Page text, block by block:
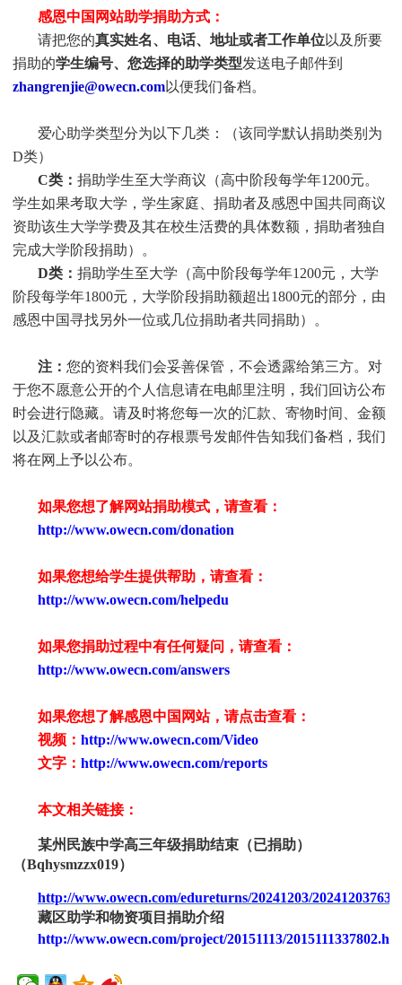
感恩中国网站助学捐助方式：
请把您的真实姓名、电话、地址或者工作单位以及所要
捐助的学生编号、您选择的助学类型发送电子邮件到
zhangrenjie@owecn.com以便我们备档。
爱心助学类型分为以下几类：（该同学默认捐助类别为
D类）
C类： 捐助学生至大学商议（高中阶段每学年1200元。
学生如果考取大学， 学生家庭、捐助者及感恩中国共同商议
资助该生大学学费及其在校生活费的具体数额，捐助者独自
完成大学阶段捐助）。
D类： 捐助学生至大学（高中阶段每学年1200元，大学
阶段每学年1800元，大学阶段捐助额超出1800元的部分，由
感恩中国寻找另外一位或几位捐助者共同捐助）。
注： 您的资料我们会妥善保管，不会透露给第三方。对
于您不愿意公开的个人信息请在电邮里注明，我们回访公布
时会进行隐藏。请及时将您每一次的汇款、寄物时间、金额
以及汇款或者邮寄时的存根票号发邮件告知我们备档，我们
将在网上予以公布。
如果您想了解网站捐助模式，请查看：
http://www.owecn.com/donation
如果您想给学生提供帮助，请查看：
http://www.owecn.com/helpedu
如果您捐助过程中有任何疑问，请查看：
http://www.owecn.com/answers
如果您想了解感恩中国网站，请点击查看：
视频： http://www.owecn.com/Video
文字： http://www.owecn.com/reports
本文相关链接：
某州民族中学高三年级捐助结束（已捐助）
（Bqhysmzzx019）
http://www.owecn.com/edureturns/20241203/
藏区助学和物资项目捐助介绍
http://www.owecn.com/project/20151113/